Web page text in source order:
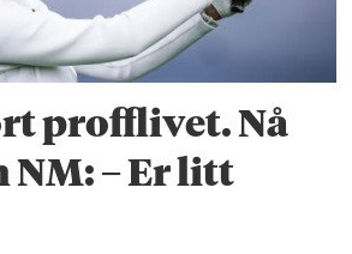
profflivet. Nå
NM: – Er litt